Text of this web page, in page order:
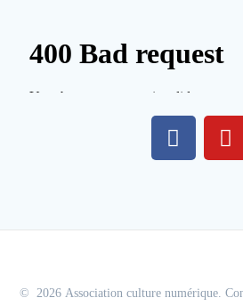
© 2026 Association culture numérique.